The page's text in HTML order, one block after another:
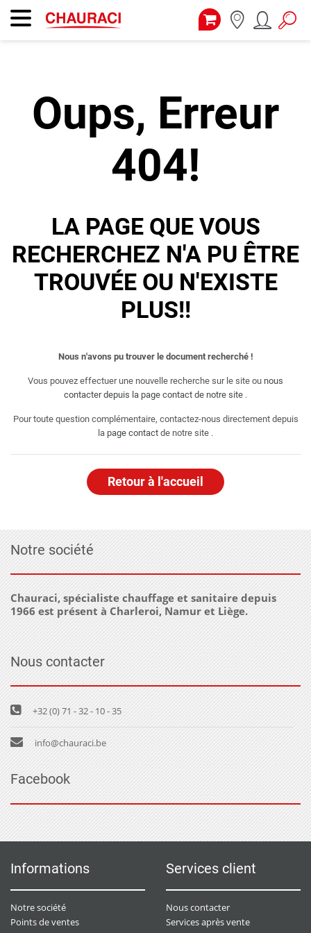
Oups, Erreur
404!
LA PAGE QUE VOUS
RECHERCHEZ N'A PU ÊTRE
TROUVÉE OU N'EXISTE
PLUS!!
Nous n'avons pu trouver le document recherché !
Vous pouvez effectuer une nouvelle recherche sur le site ou nous
contacter depuis la page contact de notre site .
Pour toute question complémentaire, contactez-nous directement depuis
la page contact de notre site .
Retour à l'accueil
Notre société
Chauraci, spécialiste chauffage et sanitaire depuis
1966 est présent à Charleroi, Namur et Liège.
Nous contacter
+32 (0) 71 - 32 - 10 - 35
info@chauraci.be
Facebook
Informations
Notre société
Points de ventes
Services client
Nous contacter
Services après vente